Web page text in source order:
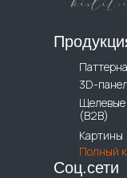
3D-
(B2B)
Картины
Полный
Соц.сети